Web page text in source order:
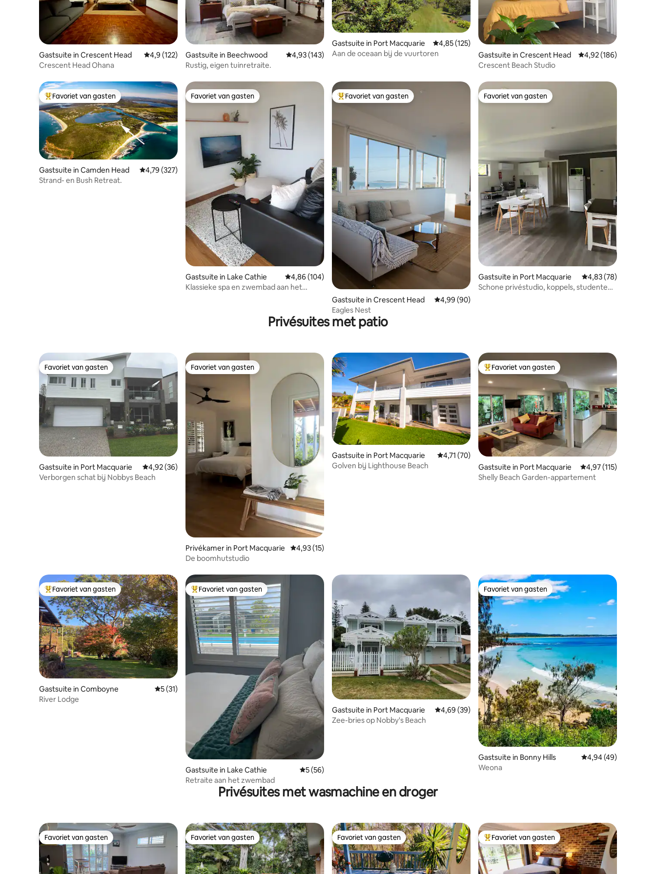
Gastsuite in Crescent Head Gemiddelde beoordeling van 4,9 uit 5, 122 recensies
4,9 (122)
Crescent Head Ohana
Gastsuite in Beechwood Gemiddelde beoordeling van 4,93 uit 5, 143 recensies
4,93 (143)
Rustig, eigen tuinretraite.
Gastsuite in Port Macquarie Gemiddelde beoordeling van 4,85 uit 5, 125 recensies
4,85 (125)
Aan de oceaan bij de vuurtoren
Gastsuite in Crescent Head Gemiddelde
4,92 (186)
Crescent Beach Studio
Topfavoriet van gasten
Favoriet van gasten
Gastsuite in Camden Head Gemiddelde beoordeling van 4,79 uit 5, 327 recensies
4,79 (327)
Strand- en Bush Retreat.
Favoriet van gasten
Favoriet van gasten
Gastsuite in Lake Cathie Gemiddelde beoordeling van 4,86 uit 5, 104 recensies
4,86 (104)
Klassieke spa en zwembad aan het
Topfavoriet van gasten
Favoriet van gasten
Gastsuite in Crescent Head Gemiddelde beoordeling van 4,99 uit 5, 90 recensies
4,99 (90)
Eagles Nest
Favoriet van gasten
Favoriet van gasten
Gastsuite in Port Macquarie Gemiddelde
4,83 (78)
Schone privéstudio, koppels, studenten,
Privésuites met patio
Favoriet van gasten
Favoriet van gasten
Gastsuite in Port Macquarie Gemiddelde beoordeling van 4,92 uit 5, 36 recensies
4,92 (36)
Verborgen schat bij Nobbys Beach
Favoriet van gasten
Favoriet van gasten
Privékamer in Port Macquarie Gemiddelde beoordeling van 4,93 uit 5, 15 recensies
4,93 (15)
De boomhutstudio
Gastsuite in Port Macquarie Gemiddelde beoordeling van 4,71 uit 5, 70 recensies
4,71 (70)
Golven bij Lighthouse Beach
Topfavoriet van gasten
Favoriet van gasten
Gastsuite in Port Macquarie Gemiddelde
4,97 (115)
Shelly Beach Garden-appartement
Topfavoriet van gasten
Favoriet van gasten
Gastsuite in Comboyne Gemiddelde beoordeling van 5 uit 5, 31 recensies
5 (31)
River Lodge
Topfavoriet van gasten
Favoriet van gasten
Gastsuite in Lake Cathie Gemiddelde beoordeling van 5 uit 5, 56 recensies
5 (56)
Retraite aan het zwembad
Gastsuite in Port Macquarie Gemiddelde beoordeling van 4,69 uit 5, 39 recensies
4,69 (39)
Zee-bries op Nobby's Beach
Favoriet van gasten
Favoriet van gasten
Gastsuite in Bonny Hills Gemiddelde
4,94 (49)
Weona
Privésuites met wasmachine en droger
Favoriet van gasten
Favoriet van gasten Favoriet van gasten
Favoriet van gasten Favoriet van gasten
Favoriet van gasten Topfavoriet van gasten
Favoriet van gasten